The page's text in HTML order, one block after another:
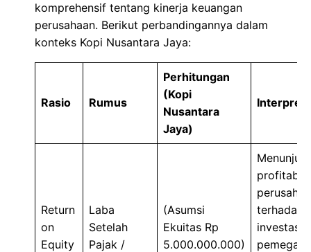
komprehensif tentang kinerja keuangan
perusahaan. Berikut perbandingannya dalam
konteks Kopi Nusantara Jaya:
Rasio Rumus
Perhitungan
(Kopi
Nusantara
Jaya)
Return
on
Equity
Laba
Setelah
Pajak /
(Asumsi
Ekuitas Rp
5.000.000.000)
terhadap
investasi